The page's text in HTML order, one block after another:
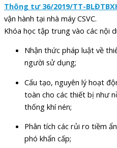
Thông tư 36/2019/TT-
vận hành tại nhà máy CSVC.
Khóa học tập trung vào các nội
Nhận thức pháp luật về
người sử dụng;
Cấu tạo, nguyên lý hoạt
toàn cho các thiết bị như
thống khí nén;
Phân tích các rủi ro tiềm
phó khẩn cấp;